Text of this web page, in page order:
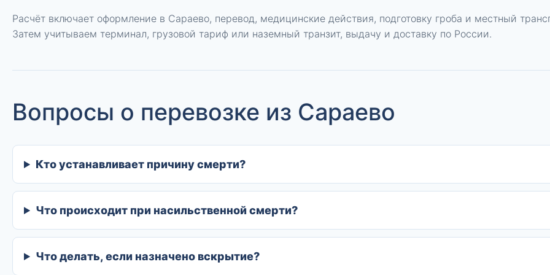
Расчёт включает оформление в Сараево, перевод, медицинские действия, подготовку гроба и местный
Затем учитываем терминал, грузовой тариф или наземный транзит, выдачу и доставку по России.
Вопросы о перевозке из Сараево
Кто устанавливает причину смерти?
Что происходит при насильственной смерти?
Что делать, если назначено вскрытие?